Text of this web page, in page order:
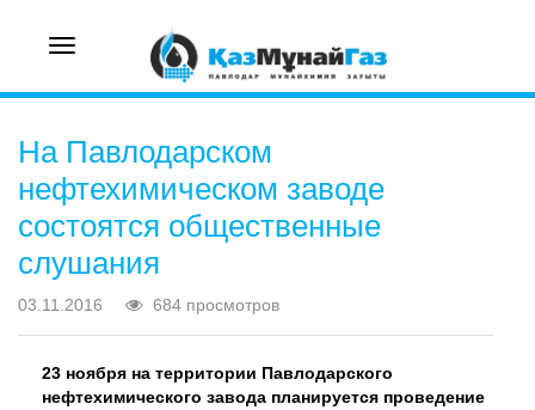
Toggle
На Павлодарском
нефтехимическом заводе
состоятся общественные
слушания
03.11.2016 684 просмотров
23 ноября на территории Павлодарского
нефтехимического завода планируется проведение